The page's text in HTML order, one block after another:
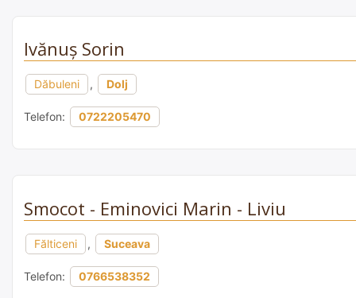
Ivănuş Sorin
Dăbuleni , Dolj
Telefon: 0722205470
Smocot - Eminovici Marin - Liviu
Fălticeni , Suceava
Telefon: 0766538352